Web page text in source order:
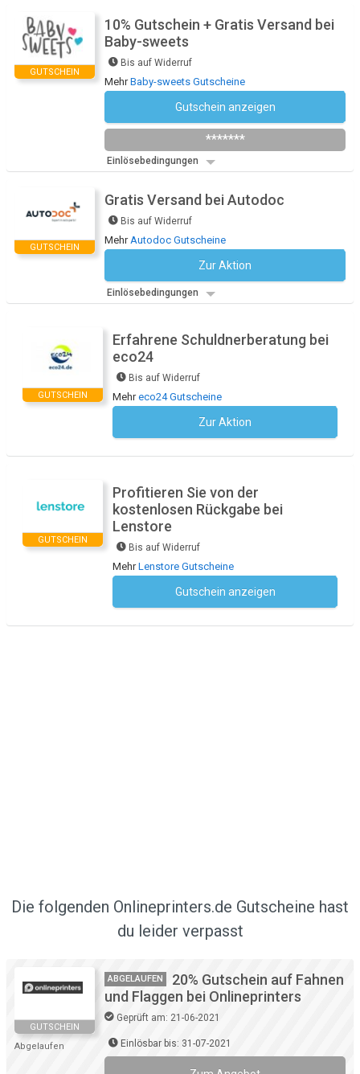
GUTSCHEIN
10% Gutschein + Gratis Versand bei
Baby-sweets
Bis auf Widerruf
MehrBaby-sweets Gutscheine
Gutschein anzeigen
*******
Einlösebedingungen
GUTSCHEIN
Gratis Versand bei Autodoc
Bis auf Widerruf
MehrAutodoc Gutscheine
Zur Aktion
Einlösebedingungen
GUTSCHEIN
Erfahrene Schuldnerberatung bei
eco24
Bis auf Widerruf
Mehreco24 Gutscheine
Zur Aktion
GUTSCHEIN
Profitieren Sie von der
kostenlosen Rückgabe bei
Lenstore
Bis auf Widerruf
MehrLenstore Gutscheine
Gutschein anzeigen
Die folgenden Onlineprinters.de Gutscheine hast
du leider verpasst
GUTSCHEIN
Abgelaufen
ABGELAUFEN
20% Gutschein auf Fahnen
und Flaggen bei Onlineprinters
Geprüft am: 21-06-2021
Einlösbar bis: 31-07-2021